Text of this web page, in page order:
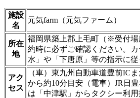
施設
名
元気farm（元気ファーム）
所在
地
福岡県築上郡上毛町（※受付
約時に必ずご確認ください。
水」や「下唐原」等の指示に従
アク
セス
（車）東九州自動車道豊前IC
から約10分目安（電車）JR日
は「中津駅」からタクシー利